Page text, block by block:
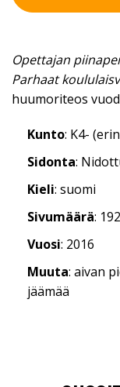
Opettajan
Parhaat
huumoriteos
Kunto: K4-
Sidonta:
Kieli: suomi
Sivumäärä: 192
Vuosi: 2016
Muuta: aivan
jäämää